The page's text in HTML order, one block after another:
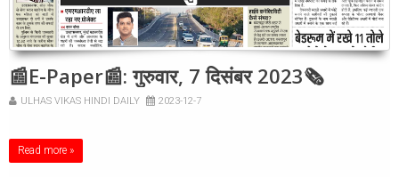
📰E-Paper📰: गुरुवार, 7 दिसंबर 2023🗞
ULHAS VIKAS HINDI DAILY 2023-12-7
Read more »